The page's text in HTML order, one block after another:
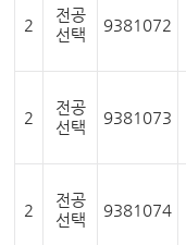
2
전공
선택
9381072
2
전공
선택
9381073
2
전공
선택
9381074